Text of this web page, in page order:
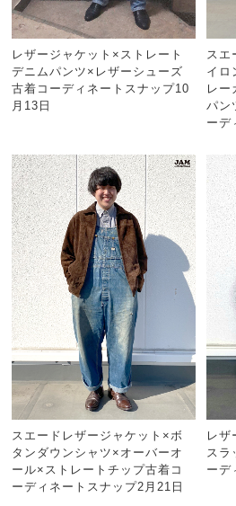
レザージャケット×ストレート
デニムパンツ×レザーシューズ
古着コーディネートスナップ10
月13日
スエ
イロ
レー
パン
ーデ
スエードレザージャケット×ボ
タンダウンシャツ×オーバーオ
ール×ストレートチップ古着コ
ーディネートスナップ2月21日
レザ
スラ
ーデ